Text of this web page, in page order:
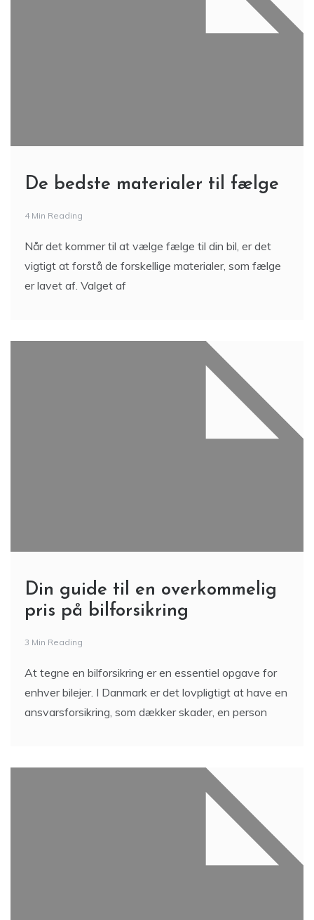
De bedste materialer til fælge
4 Min Reading
Når det kommer til at vælge fælge til din bil, er det
vigtigt at forstå de forskellige materialer, som fælge
er lavet af. Valget af
Din guide til en overkommelig
pris på bilforsikring
3 Min Reading
At tegne en bilforsikring er en essentiel opgave for
enhver bilejer. I Danmark er det lovpligtigt at have en
ansvarsforsikring, som dækker skader, en person